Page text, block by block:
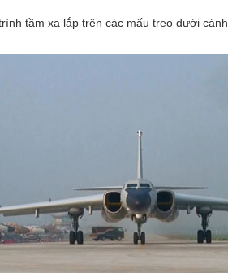
tầm xa lắp trên các mấu treo dưới cánh.